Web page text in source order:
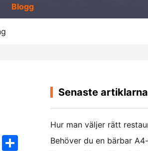
Blogg
TwitterShare
Senaste artiklarna